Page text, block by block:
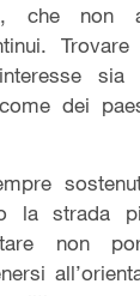
che non
dei
la strada
non